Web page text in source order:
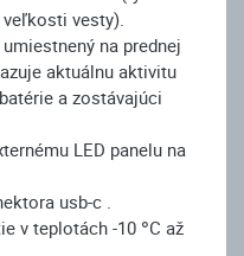
vesty).
na prednej
aktuálnu aktivitu
a zostávajúci
LED panelu na
usb-c .
v teplotách -10 °C až